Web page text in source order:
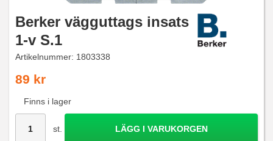
Berker vägguttags insats
1-v S.1
Artikelnummer: 1803338
89 kr
Finns i lager
st. LÄGG I VARUKORGEN